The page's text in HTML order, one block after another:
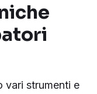
vari strumenti e